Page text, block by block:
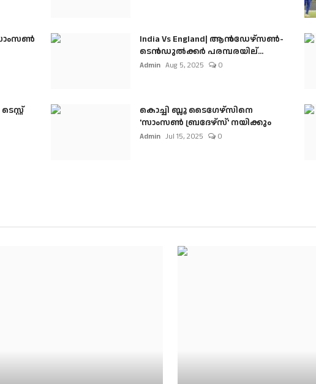
India Vs England| ആൻഡേഴ്സൺ-
ടെൻഡുല്‍ക്കർ പരമ്പരയില്...
Admin Aug 5, 2025 0
കൊച്ചി ബ്ലൂ ടൈഗേഴ്സിനെ
'സാംസൺ ബ്രദേഴ്സ്' നയിക്കും
Admin Jul 15, 2025 0